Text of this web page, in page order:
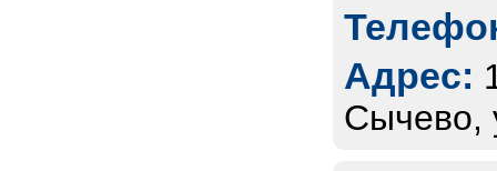
Адрес:
Сычево,